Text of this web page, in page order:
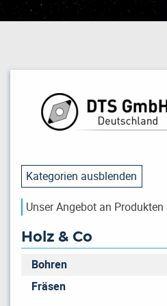
Kategorien ausblenden
Unser Angebot an
Holz & Co
Bohren
Fräsen